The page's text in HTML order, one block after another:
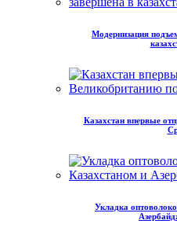
Модернизация
Казахстан впервые
Укладка